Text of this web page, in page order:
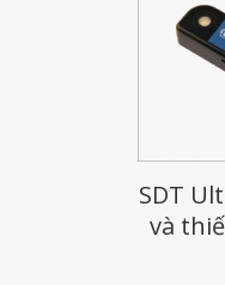
SDT
và